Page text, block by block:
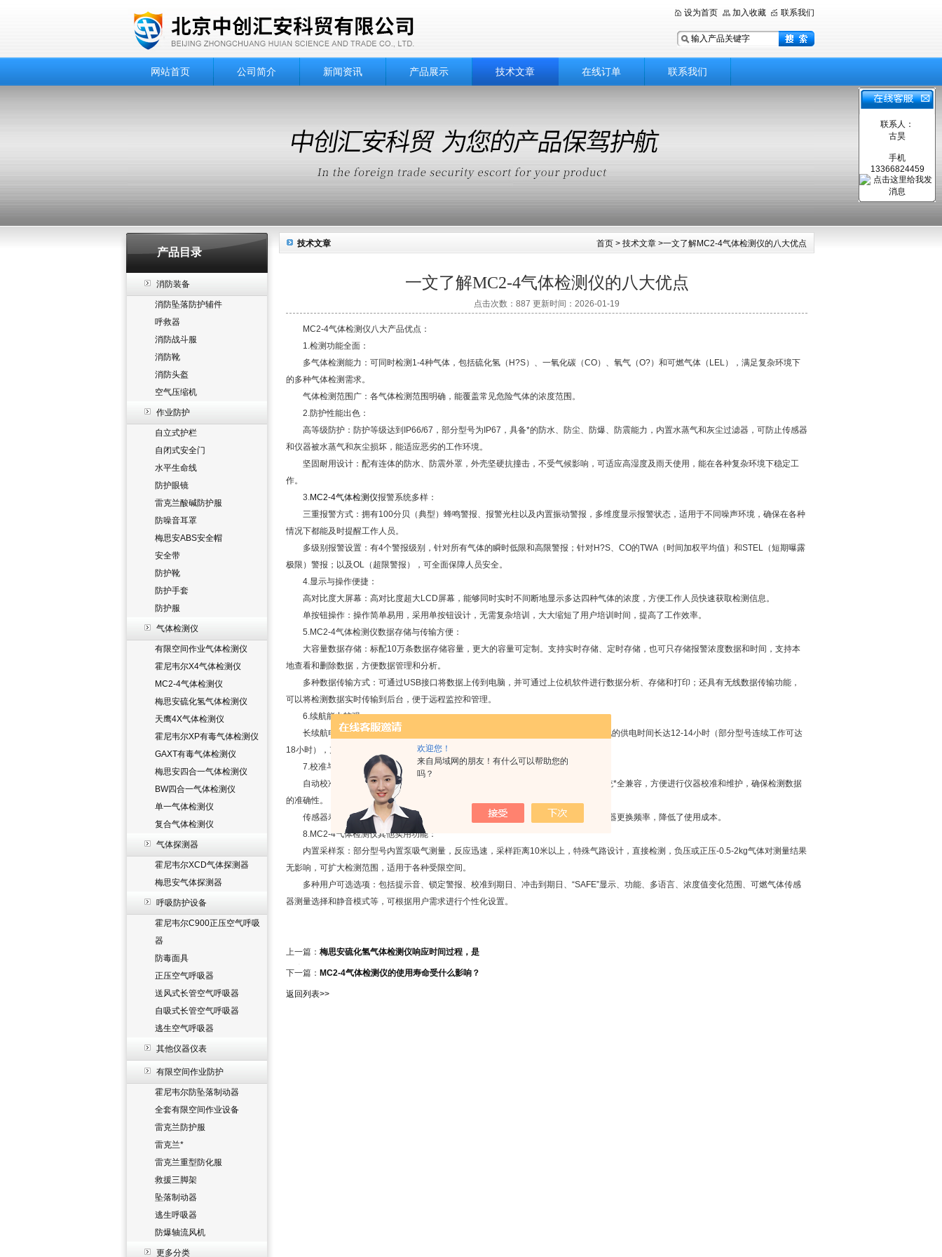
欢迎您！
来自局域网的朋友！有什么可以帮助您的
吗？
设为首页 加入收藏 联系我们
网站首页 公司简介 新闻资讯 产品展示 技术文章 在线订单 联系我们
产品目录
消防装备
消防坠落防护辅件
呼救器
消防战斗服
消防靴
消防头盔
空气压缩机
作业防护
自立式护栏
自闭式安全门
水平生命线
防护眼镜
雷克兰酸碱防护服
防噪音耳罩
梅思安ABS安全帽
安全带
防护靴
防护手套
防护服
气体检测仪
有限空间作业气体检测仪
霍尼韦尔X4气体检测仪
MC2-4气体检测仪
梅思安硫化氢气体检测仪
天鹰4X气体检测仪
霍尼韦尔XP有毒气体检测仪
GAXT有毒气体检测仪
梅思安四合一气体检测仪
BW四合一气体检测仪
单一气体检测仪
复合气体检测仪
气体探测器
霍尼韦尔XCD气体探测器
梅思安气体探测器
呼吸防护设备
霍尼韦尔C900正压空气呼吸
器
防毒面具
正压空气呼吸器
送风式长管空气呼吸器
自吸式长管空气呼吸器
逃生空气呼吸器
其他仪器仪表
有限空间作业防护
霍尼韦尔防坠落制动器
全套有限空间作业设备
雷克兰防护服
雷克兰*
雷克兰重型防化服
救援三脚架
坠落制动器
逃生呼吸器
防爆轴流风机
更多分类
首页 > 技术文章 >一文了解MC2-4气体检测仪的八大优点
技术文章
一文了解MC2-4气体检测仪的八大优点
点击次数：887 更新时间：2026-01-19
MC2-4气体检测仪八大产品优点：
1.检测功能全面：
多气体检测能力：可同时检测1-4种气体，包括硫化氢（H?S）、一氧化碳（CO）、氧气（O?）和可燃气体（LEL），满足复杂环境下
的多种气体检测需求。
气体检测范围广：各气体检测范围明确，能覆盖常见危险气体的浓度范围。
2.防护性能出色：
高等级防护：防护等级达到IP66/67，部分型号为IP67，具备*的防水、防尘、防爆、防震能力，内置水蒸气和灰尘过滤器，可防止传感器
和仪器被水蒸气和灰尘损坏，能适应恶劣的工作环境。
坚固耐用设计：配有连体的防水、防震外罩，外壳坚硬抗撞击，不受气候影响，可适应高湿度及雨天使用，能在各种复杂环境下稳定工
作。
3.MC2-4气体检测仪报警系统多样：
三重报警方式：拥有100分贝（典型）蜂鸣警报、报警光柱以及内置振动警报，多维度显示报警状态，适用于不同噪声环境，确保在各种
情况下都能及时提醒工作人员。
多级别报警设置：有4个警报级别，针对所有气体的瞬时低限和高限警报；针对H?S、CO的TWA（时间加权平均值）和STEL（短期曝露
极限）警报；以及OL（超限警报），可全面保障人员安全。
4.显示与操作便捷：
高对比度大屏幕：高对比度超大LCD屏幕，能够同时实时不间断地显示多达四种气体的浓度，方便工作人员快速获取检测信息。
单按钮操作：操作简单易用，采用单按钮设计，无需复杂培训，大大缩短了用户培训时间，提高了工作效率。
5.MC2-4气体检测仪数据存储与传输方便：
大容量数据存储：标配10万条数据存储容量，更大的容量可定制。支持实时存储、定时存储，也可只存储报警浓度数据和时间，支持本
地查看和删除数据，方便数据管理和分析。
多种数据传输方式：可通过USB接口将数据上传到电脑，并可通过上位机软件进行数据分析、存储和打印；还具有无线数据传输功能，
可以将检测数据实时传输到后台，便于远程监控和管理。
6.续航能力较强：
长续航电池：配备4500ma高容量可充电分子聚合物电池或锂聚合电池，充电锂电池的供电时间长达12-14小时（部分型号连续工作可达
18小时），充电只需3小时，能满足长时间连续工作的需求。
7.校准与维护简便：
自动校准功能：具有简易的自动校准程序，与BW的MicroDockII自动测试和校准系统*全兼容，方便进行仪器校准和维护，确保检测数据
的准确性。
传感器寿命长：氧气传感器使用寿命≥2年，其它传感器使用寿命≥3年，减少了传感器更换频率，降低了使用成本。
8.MC2-4气体检测仪其他实用功能：
内置采样泵：部分型号内置泵吸气测量，反应迅速，采样距离10米以上，特殊气路设计，直接检测，负压或正压-0.5-2kg气体对测量结果
无影响，可扩大检测范围，适用于各种受限空间。
多种用户可选选项：包括提示音、锁定警报、校准到期日、冲击到期日、“SAFE”显示、功能、多语言、浓度值变化范围、可燃气体传感
器测量选择和静音模式等，可根据用户需求进行个性化设置。
上一篇： 梅思安硫化氢气体检测仪响应时间过程，是
什么原因？
下一篇： MC2-4气体检测仪的使用寿命受什么影响？
返回列表>>
联系人：
古昊
手机
13366824459